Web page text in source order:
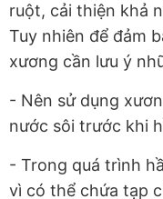
ruột, cải thiện khả
Tuy nhiên để đảm
xương cần lưu ý
- Nên sử dụng
nước sôi trước khi
- Trong quá trình
vì có thể chứa tạp